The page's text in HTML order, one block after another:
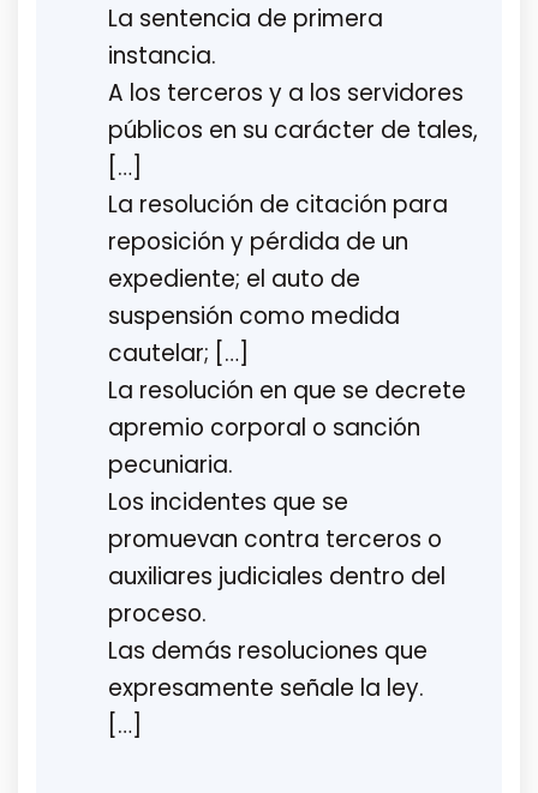
La sentencia de primera
instancia.
A los terceros y a los servidores
públicos en su carácter de tales,
[…]
La resolución de citación para
reposición y pérdida de un
expediente; el auto de
suspensión como medida
cautelar; […]
La resolución en que se decrete
apremio corporal o sanción
pecuniaria.
Los incidentes que se
promuevan contra terceros o
auxiliares judiciales dentro del
proceso.
Las demás resoluciones que
expresamente señale la ley.
[…]